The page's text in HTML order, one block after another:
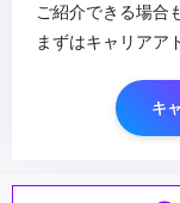
ご紹介できる場合
まずはキャリアア
キ